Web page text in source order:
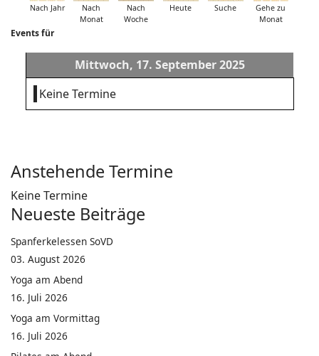
Nach Jahr
Nach
Monat
Nach
Woche
Heute Suche
Gehe zu
Monat
Events für
Mittwoch, 17. September 2025
Keine Termine
Anstehende Termine
Keine Termine
Neueste Beiträge
Spanferkelessen SoVD
03. August 2026
Yoga am Abend
16. Juli 2026
Yoga am Vormittag
16. Juli 2026